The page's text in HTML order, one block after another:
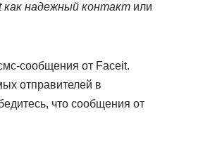
надежный контактили
сообщения от Faceit.
отправителей в
что сообщения от